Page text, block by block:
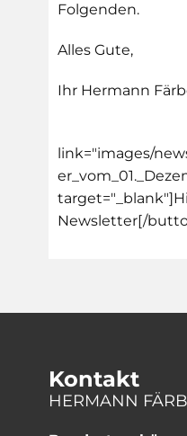
Folgenden.
Alles Gute,
Ihr Hermann
link="images/
Newsletter[/
Kontakt
HERMANN